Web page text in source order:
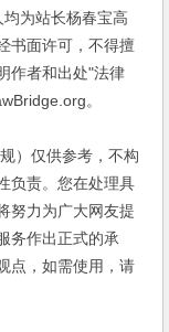
为站长杨春宝高
书面许可，不得擅
作者和出处"法律
。
）仅供参考，不构
负责。您在处理具
努力为广大网友提
务作出正式的承
点，如需使用，请